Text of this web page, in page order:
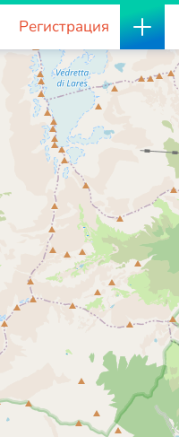
Регистрация